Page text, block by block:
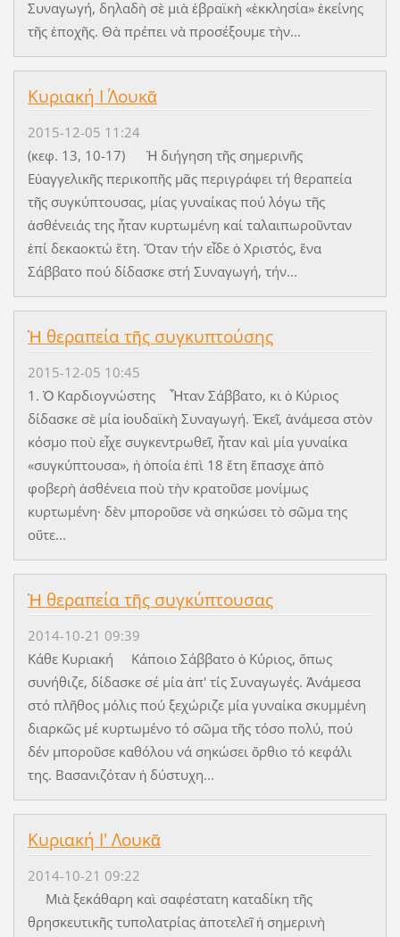
Συναγωγή, δηλαδὴ σὲ μιὰ ἑβραϊκὴ «ἐκκλησία» ἐκείνης
τῆς ἐποχῆς. Θὰ πρέπει νὰ προσέξουμε τὴν...
Κυριακή Ι΄ Λουκᾶ
2015-12-05 11:24
(κεφ. 13, 10-17) Ἡ διήγηση τῆς σημερινῆς
Εὐαγγελικῆς περικοπῆς μᾶς περιγράφει τή θεραπεία
τῆς συγκύπτουσας, μίας γυναίκας πού λόγω τῆς
ἀσθένειάς της ἦταν κυρτωμένη καί ταλαιπωροῦνταν
ἐπί δεκαοκτώ ἔτη. Ὅταν τήν εἶδε ὁ Χριστός, ἕνα
Σάββατο πού δίδασκε στή Συναγωγή, τήν...
Ἡ θεραπεία τῆς συγκυπτούσης
2015-12-05 10:45
1. Ὁ Καρδιογνώστης Ἦταν Σάββατο, κι ὁ Κύριος
δίδασκε σὲ μία ἰουδαϊκὴ Συναγωγή. Ἐκεῖ, ἀνάμεσα στὸν
κόσμο ποὺ εἶχε συγκεντρωθεῖ, ἦταν καὶ μία γυναίκα
«συγκύπτουσα», ἡ ὁποία ἐπὶ 18 ἔτη ἔπασχε ἀπὸ
φοβερὴ ἀσθένεια ποὺ τὴν κρατοῦσε μονίμως
κυρτωμένη· δὲν μποροῦσε νὰ σηκώσει τὸ σῶμα της
οὔτε...
Ἡ θεραπεία τῆς συγκύπτουσας
2014-10-21 09:39
Κάθε Κυριακή Κάποιο Σάββατο ὁ Κύριος, ὅπως
συνήθιζε, δίδασκε σέ μία ἀπ' τίς Συναγωγές. Ἀνάμεσα
στό πλῆθος μόλις πού ξεχώριζε μία γυναίκα σκυμμένη
διαρκῶς μέ κυρτωμένο τό σῶμα τῆς τόσο πολύ, πού
δέν μποροῦσε καθόλου νά σηκώσει ὄρθιο τό κεφάλι
της. Βασανιζόταν ἡ δύστυχη...
Κυριακή Ι' Λουκᾶ
2014-10-21 09:22
Μιὰ ξεκάθαρη καὶ σαφέστατη καταδίκη τῆς
θρησκευτικῆς τυπολατρίας ἀποτελεῖ ἡ σημερινὴ